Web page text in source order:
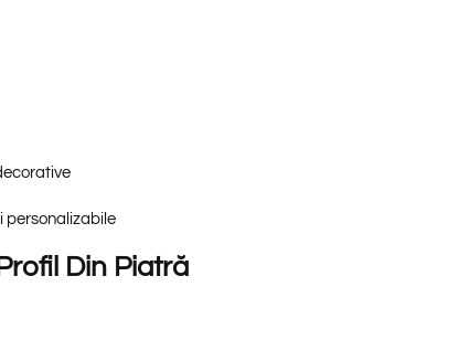
personalizabile
Din Piatră